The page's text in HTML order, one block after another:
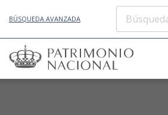
BÚSQUEDA AVANZADA